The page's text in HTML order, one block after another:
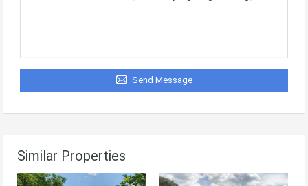
Send Message
Similar Properties